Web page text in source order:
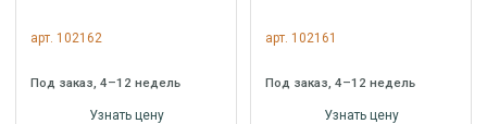
арт. 102162
Под заказ, 4–12 недель
Узнать цену
арт. 102161
Под заказ, 4–12 недель
Узнать цену